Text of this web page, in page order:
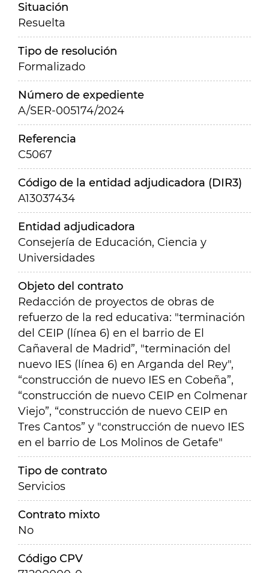
Situación
Resuelta
Tipo de resolución
Formalizado
Número de expediente
A/SER-005174/2024
Referencia
C5067
Código de la entidad adjudicadora (DIR3)
A13037434
Entidad adjudicadora
Consejería de Educación, Ciencia y
Universidades
Objeto del contrato
Redacción de proyectos de obras de
refuerzo de la red educativa: "terminación
del CEIP (línea 6) en el barrio de El
Cañaveral de Madrid”, "terminación del
nuevo IES (línea 6) en Arganda del Rey",
“construcción de nuevo IES en Cobeña”,
“construcción de nuevo CEIP en Colmenar
Viejo”, “construcción de nuevo CEIP en
Tres Cantos” y "construcción de nuevo IES
en el barrio de Los Molinos de Getafe"
Tipo de contrato
Servicios
Contrato mixto
No
Código CPV